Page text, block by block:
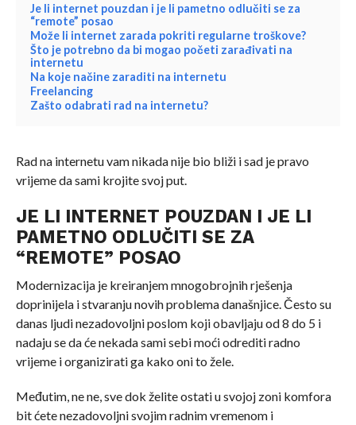
Je li internet pouzdan i je li pametno odlučiti se za
“remote” posao
Može li internet zarada pokriti regularne troškove?
Što je potrebno da bi mogao početi zarađivati na
internetu
Na koje načine zaraditi na internetu
Freelancing
Zašto odabrati rad na internetu?
Rad na internetu vam nikada nije bio bliži i sad je pravo
vrijeme da sami krojite svoj put.
JE LI INTERNET POUZDAN I JE LI
PAMETNO ODLUČITI SE ZA
“REMOTE” POSAO
Modernizacija je kreiranjem mnogobrojnih rješenja
doprinijela i stvaranju novih problema današnjice. Često su
danas ljudi nezadovoljni poslom koji obavljaju od 8 do 5 i
nadaju se da će nekada sami sebi moći odrediti radno
vrijeme i organizirati ga kako oni to žele.
Međutim, ne ne, sve dok želite ostati u svojoj zoni komfora
bit ćete nezadovoljni svojim radnim vremenom i